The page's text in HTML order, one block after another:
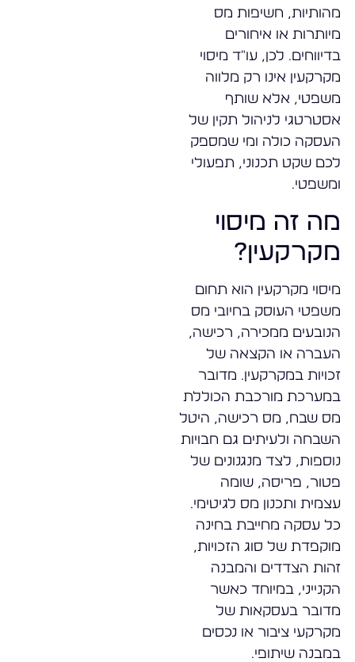
מהותיות, חשיפות מס
מיותרות או איחורים
בדיווחים. לכן, עו"ד מיסוי
מקרקעין אינו רק מלווה
משפטי, אלא שותף
אסטרטגי לניהול תקין של
העסקה כולה ומי שמספק
לכם שקט תכנוני, תפעולי
ומשפטי.
מה זה מיסוי
מקרקעין?
מיסוי מקרקעין הוא תחום
משפטי העוסק בחיובי מס
הנובעים ממכירה, רכישה,
העברה או הקצאה של
זכויות במקרקעין. מדובר
במערכת מורכבת הכוללת
מס שבח, מס רכישה, היטל
השבחה ולעיתים גם חבויות
נוספות, לצד מנגנונים של
פטור, פריסה, שומה
עצמית ותכנון מס לגיטימי.
כל עסקה מחייבת בחינה
מוקפדת של סוג הזכויות,
זהות הצדדים והמבנה
הקנייני, במיוחד כאשר
מדובר בעסקאות של
מקרקעי ציבור או נכסים
במבנה שיתופי.